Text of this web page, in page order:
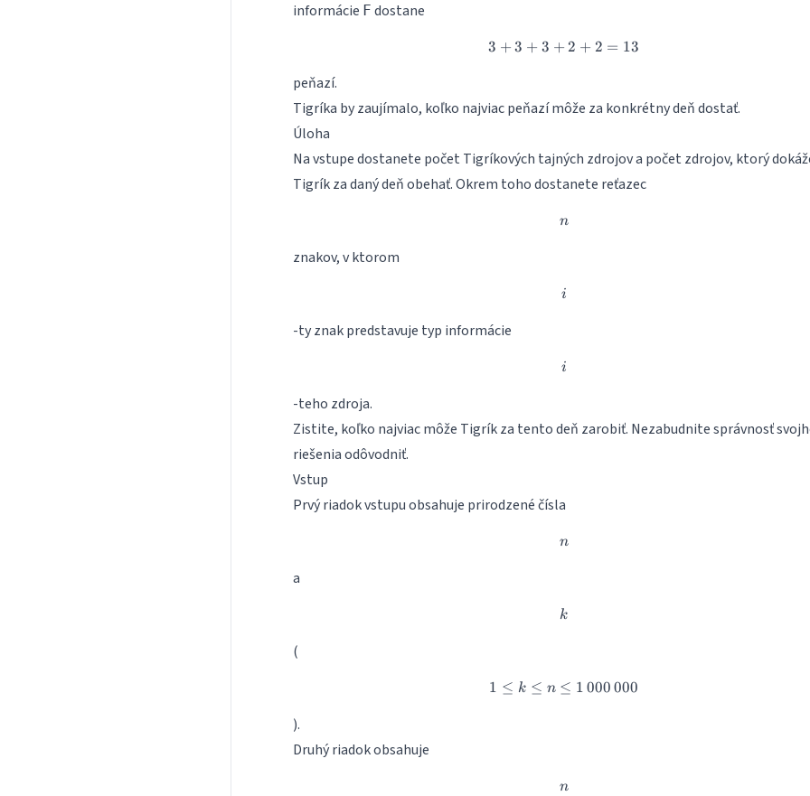
informácie F dostane
3+3+3 + 2+2 = 13
3 +3 + 3 + 2 + 2 = 13
peňazí.
Tigríka by zaujímalo, koľko najviac peňazí môže za konkrétny deň dostať.
Úloha
Na vstupe dostanete počet Tigríkových tajných zdrojov a počet zdrojov, ktorý
Tigrík za daný deň obehať. Okrem toho dostanete reťazec
n
n
znakov, v ktorom
i
i
-ty znak predstavuje typ informácie
i
i
-teho zdroja.
Zistite, koľko najviac môže Tigrík za tento deň zarobiť. Nezabudnite správnosť
riešenia odôvodniť.
Vstup
Prvý riadok vstupu obsahuje prirodzené čísla
n
n
a
k
k
(
1 \leq k \leq n \leq 1\,000\,000
1 ≤ k ≤ n ≤ 1 000 000
).
Druhý riadok obsahuje
n
n